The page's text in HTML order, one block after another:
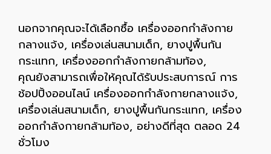
นอกจากคุณจะได้เลือกซื้อ เครื่องออกกำลังกาย
กลางแจ้ง, เครื่องเล่นสนามเด็ก, ยางปูพื้นกัน
กระแทก, เครื่องออกกำลังกายกล้ามท้อง,
คุณยังสามารถเพื่อให้คุณได้รับประสบการณ์ การ
ช้อปปิ้งออนไลน์ เครื่องออกกำลังกายกลางแจ้ง,
เครื่องเล่นสนามเด็ก, ยางปูพื้นกันกระแทก, เครื่อง
ออกกำลังกายกล้ามท้อง, อย่างดีที่สุด ตลอด 24
ชั่วโมง